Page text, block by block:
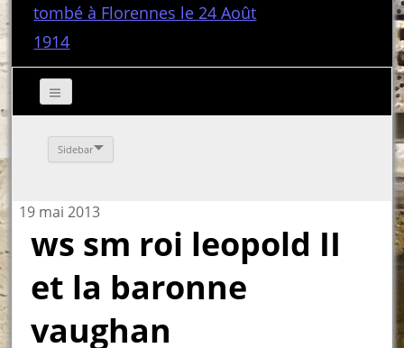
tombé à Florennes le 24 Août
1914
Sidebar
19 mai 2013
ws sm roi leopold II
et la baronne
vaughan